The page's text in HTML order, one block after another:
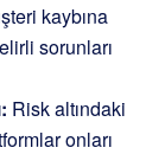
kaybına
sorunları
Risk altındaki
onları